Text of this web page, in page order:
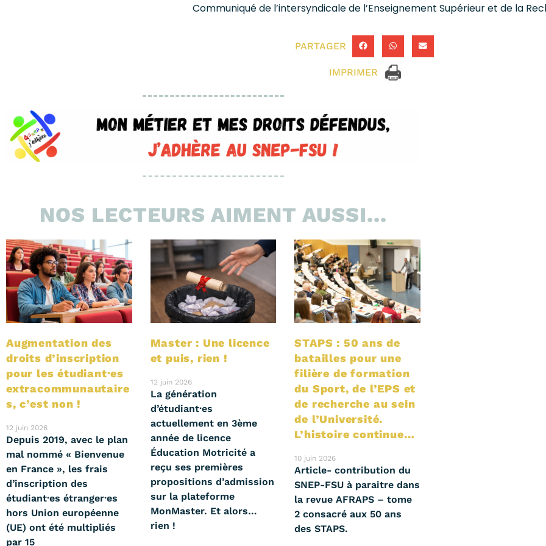
Communiqué de l’intersyndicale de l’Enseignement Supérieur et de la
PARTAGER
IMPRIMER
NOS LECTEURS AIMENT AUSSI...
Augmentation des
droits d’inscription
pour les étudiant·es
extracommunautaire
s, c’est non !
12 juin 2026
Depuis 2019, avec le plan
mal nommé « Bienvenue
en France », les frais
d’inscription des
étudiant·es étranger·es
hors Union européenne
(UE) ont été multipliés
par 15
Master : Une licence
et puis, rien !
12 juin 2026
La génération
d’étudiant·es
actuellement en 3ème
année de licence
Éducation Motricité a
reçu ses premières
propositions d’admission
sur la plateforme
MonMaster. Et alors…
rien !
STAPS : 50 ans de
batailles pour une
filière de formation
du Sport, de l’EPS et
de recherche au sein
de l’Université.
L’histoire continue…
10 juin 2026
Article- contribution du
SNEP-FSU à paraitre dans
la revue AFRAPS – tome
2 consacré aux 50 ans
des STAPS.